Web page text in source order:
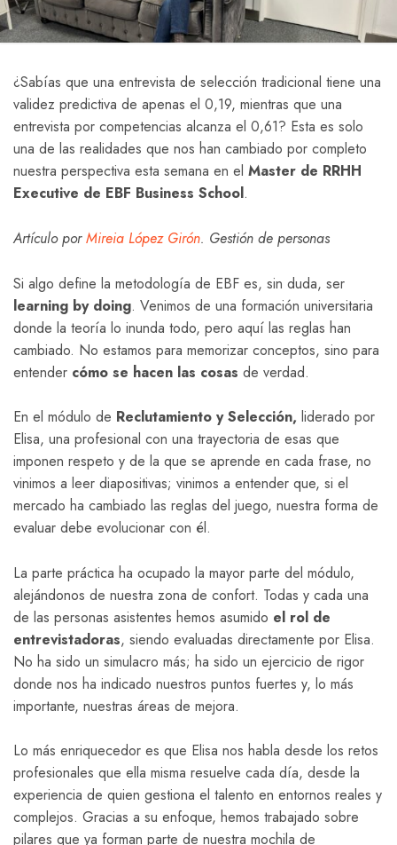
¿Sabías que una entrevista de selección tradicional tiene una
validez predictiva de apenas el 0,19, mientras que una
entrevista por competencias alcanza el 0,61? Esta es solo
una de las realidades que nos han cambiado por completo
nuestra perspectiva esta semana en el Master de RRHH
Executive de EBF Business School.
Artículo porMireia López Girón. Gestión de personas
Si algo define la metodología de EBF es, sin duda, ser
learning by doing. Venimos de una formación universitaria
donde la teoría lo inunda todo, pero aquí las reglas han
cambiado. No estamos para memorizar conceptos, sino para
entender cómo se hacen las cosas de verdad.
En el módulo de Reclutamiento y Selección, liderado por
Elisa, una profesional con una trayectoria de esas que
imponen respeto y de la que se aprende en cada frase, no
vinimos a leer diapositivas; vinimos a entender que, si el
mercado ha cambiado las reglas del juego, nuestra forma de
evaluar debe evolucionar con él.
La parte práctica ha ocupado la mayor parte del módulo,
alejándonos de nuestra zona de confort. Todas y cada una
de las personas asistentes hemos asumido el rol de
entrevistadoras, siendo evaluadas directamente por Elisa.
No ha sido un simulacro más; ha sido un ejercicio de rigor
donde nos ha indicado nuestros puntos fuertes y, lo más
importante, nuestras áreas de mejora.
Lo más enriquecedor es que Elisa nos habla desde los retos
profesionales que ella misma resuelve cada día, desde la
experiencia de quien gestiona el talento en entornos reales y
complejos. Gracias a su enfoque, hemos trabajado sobre
pilares que ya forman parte de nuestra mochila de